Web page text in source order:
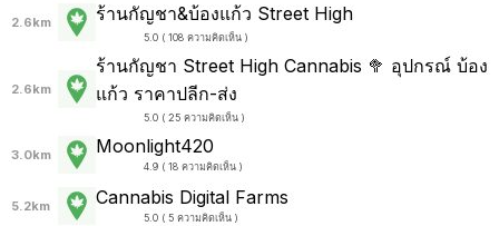
2.6km ร้านกัญชา&บ้องแก้ว Street High
5.0 ( 108 ความคิดเห็น )
2.6km
ร้านกัญชา Street High Cannabis 🥦 อุปกรณ์ บ้อง
แก้ว ราคาปลีก-ส่ง
5.0 ( 25 ความคิดเห็น )
3.0km Moonlight420
4.9 ( 18 ความคิดเห็น )
5.2km Cannabis Digital Farms
5.0 ( 5 ความคิดเห็น )